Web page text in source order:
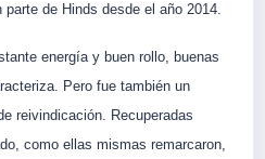
de Hinds desde el año 2014.
energía y buen rollo, buenas
Pero fue también un
reivindicación. Recuperadas
como ellas mismas remarcaron,